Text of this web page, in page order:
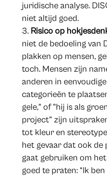
juridische analyse.
niet altijd goed.
Risico op
niet de bedoeling van
plakken op mensen,
toch. Mensen zijn
anderen in
categorieën te
gele," of "hij is als
project" zijn
tot kleur en
het gevaar dat ook de
gaat gebruiken om
goed te praten: “Ik